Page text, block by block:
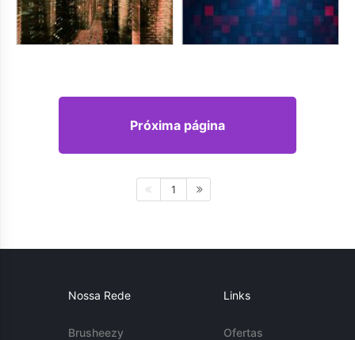
Próxima página
1
Nossa Rede
Brusheezy
Links
Ofertas